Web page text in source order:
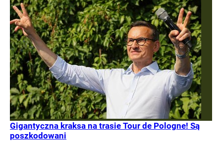
Gigantyczna kraksa na trasie Tour de Pologne! Są
poszkodowani